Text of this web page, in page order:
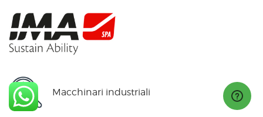
Macchinari industriali